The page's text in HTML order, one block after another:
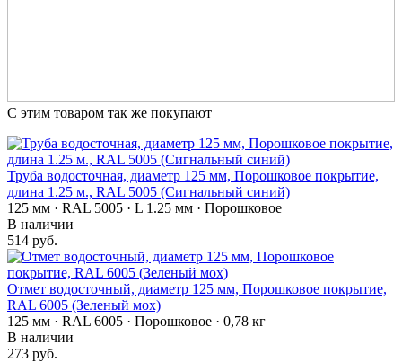
С этим товаром так же покупают
Труба водосточная, диаметр 125 мм, Порошковое покрытие,
длина 1.25 м., RAL 5005 (Сигнальный синий)
125 мм · RAL 5005 · L 1.25 мм · Порошковое
В наличии
514 руб.
Отмет водосточный, диаметр 125 мм, Порошковое покрытие,
RAL 6005 (Зеленый мох)
125 мм · RAL 6005 · Порошковое · 0,78 кг
В наличии
273 руб.